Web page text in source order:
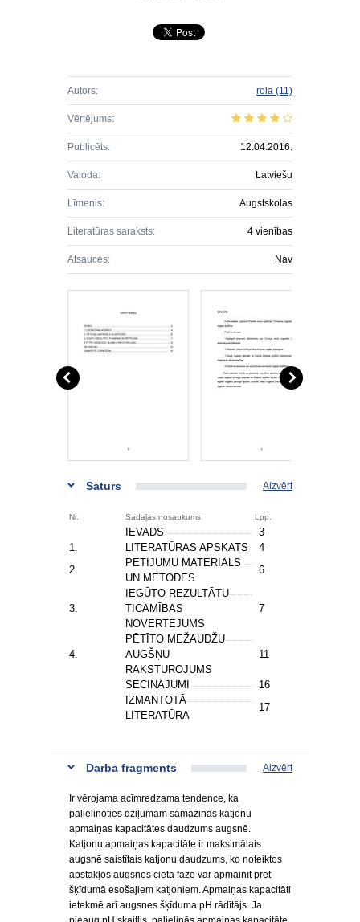
Autors: rola (11)
Vērtējums:
Publicēts: 12.04.2016.
Valoda: Latviešu
Līmenis: Augstskolas
Literatūras saraksts: 4 vienības
Atsauces: Nav
Saturs Aizvērt
Nr. Sadaļas nosaukums Lpp.
IEVADS
3
1.
LITERATŪRAS APSKATS
4
2.
PĒTĪJUMU MATERIĀLS
UN METODES
6
3.
IEGŪTO REZULTĀTU
TICAMĪBAS
NOVĒRTĒJUMS
7
4.
PĒTĪTO MEŽAUDŽU
AUGŠŅU
RAKSTUROJUMS
11
SECINĀJUMI
16
IZMANTOTĀ
LITERATŪRA
17
Darba fragments Aizvērt
Ir vērojama acīmredzama tendence, ka
palielinoties dziļumam samazinās katjonu
apmaiņas kapacitātes daudzums augsnē.
Katjonu apmaiņas kapacitāte ir maksimālais
augsnē saistītais katjonu daudzums, ko noteiktos
apstākļos augsnes cietā fāzē var apmainīt pret
šķīdumā esošajiem katjoniem. Apmaiņas kapacitāti
ietekmē arī augsnes šķīduma pH rādītājs. Ja